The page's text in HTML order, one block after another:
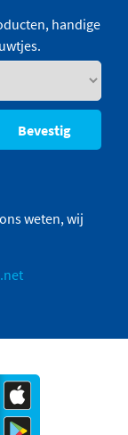
handige
Bevestig
weten, wij